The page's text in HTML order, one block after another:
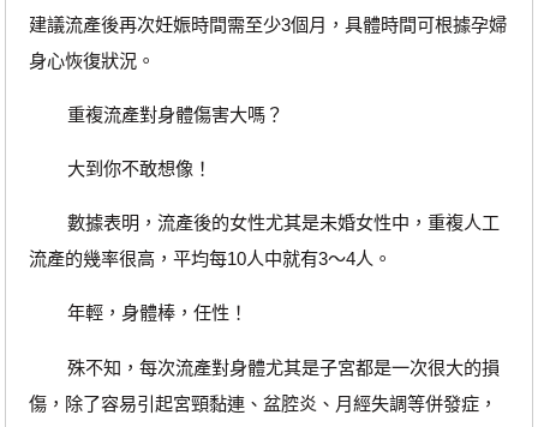
建議流產後再次妊娠時間需至少3個月，具體時間可根據孕婦
身心恢復狀況。
重複流產對身體傷害大嗎？
大到你不敢想像！
數據表明，流產後的女性尤其是未婚女性中，重複人工
流產的幾率很高，平均每10人中就有3～4人。
年輕，身體棒，任性！
殊不知，每次流產對身體尤其是子宮都是一次很大的損
傷，除了容易引起宮頸黏連、盆腔炎、月經失調等併發症，